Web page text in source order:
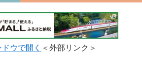
ウで開く ＜外部リンク＞